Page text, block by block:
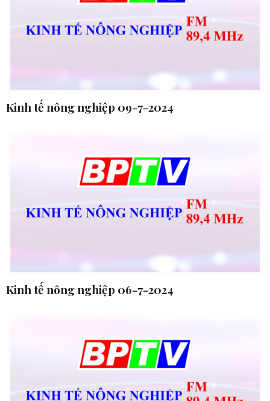
Kinh tế nông nghiệp 09-7-2024
Kinh tế nông nghiệp 06-7-2024